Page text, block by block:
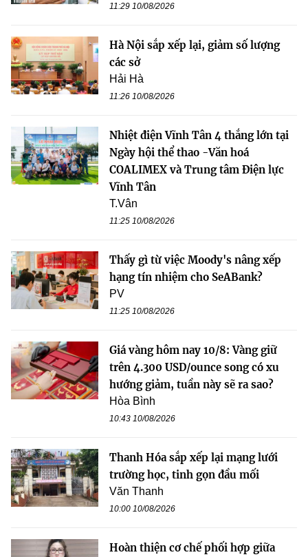
11:29 10/08/2026
Hà Nội sắp xếp lại, giảm số lượng
các sở
Hải Hà
11:26 10/08/2026
Nhiệt điện Vĩnh Tân 4 thắng lớn tại
Ngày hội thể thao -Văn hoá
COALIMEX và Trung tâm Điện lực
Vĩnh Tân
T.Vân
11:25 10/08/2026
Thấy gì từ việc Moody's nâng xếp
hạng tín nhiệm cho SeABank?
PV
11:25 10/08/2026
Giá vàng hôm nay 10/8: Vàng giữ
trên 4.300 USD/ounce song có xu
hướng giảm, tuần này sẽ ra sao?
Hòa Bình
10:43 10/08/2026
Thanh Hóa sắp xếp lại mạng lưới
trường học, tinh gọn đầu mối
Văn Thanh
10:00 10/08/2026
Hoàn thiện cơ chế phối hợp giữa